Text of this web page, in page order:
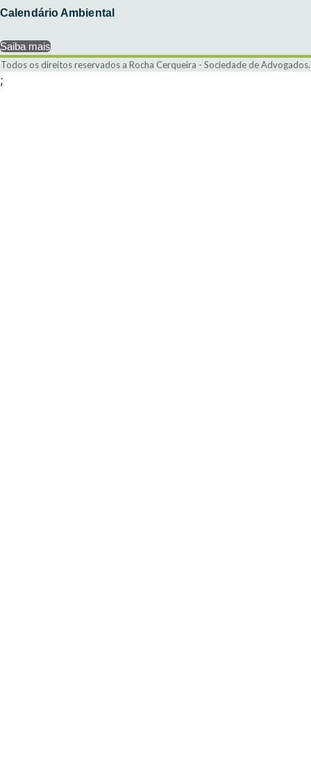
Calendário Ambiental
Saiba mais
Todos os direitos reservados a Rocha Cerqueira - Sociedade de Advogados.
;